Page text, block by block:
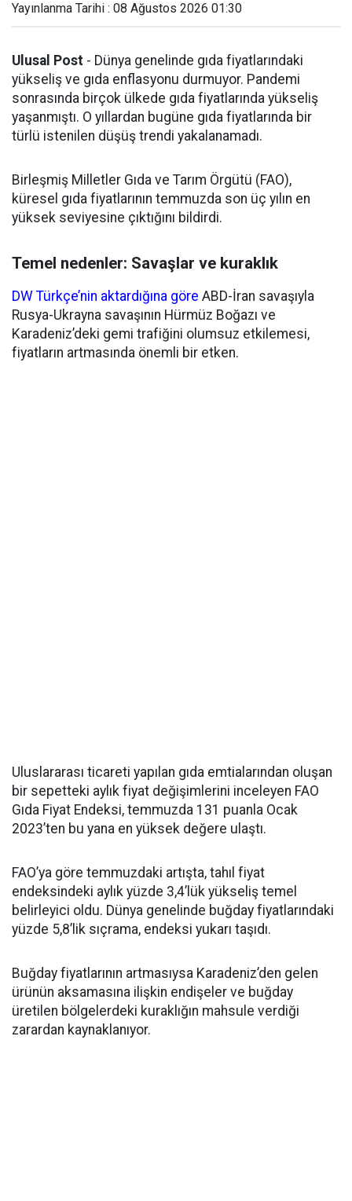
Yayınlanma Tarihi : 08 Ağustos 2026 01:30
Ulusal Post - Dünya genelinde gıda fiyatlarındaki
yükseliş ve gıda enflasyonu durmuyor. Pandemi
sonrasında birçok ülkede gıda fiyatlarında yükseliş
yaşanmıştı. O yıllardan bugüne gıda fiyatlarında bir
türlü istenilen düşüş trendi yakalanamadı.
Birleşmiş Milletler Gıda ve Tarım Örgütü (FAO),
küresel gıda fiyatlarının temmuzda son üç yılın en
yüksek seviyesine çıktığını bildirdi.
Temel nedenler: Savaşlar ve kuraklık
DW Türkçe’nin aktardığına göre ABD-İran savaşıyla
Rusya-Ukrayna savaşının Hürmüz Boğazı ve
Karadeniz’deki gemi trafiğini olumsuz etkilemesi,
fiyatların artmasında önemli bir etken.
Uluslararası ticareti yapılan gıda emtialarından oluşan
bir sepetteki aylık fiyat değişimlerini inceleyen FAO
Gıda Fiyat Endeksi, temmuzda 131 puanla Ocak
2023’ten bu yana en yüksek değere ulaştı.
FAO’ya göre temmuzdaki artışta, tahıl fiyat
endeksindeki aylık yüzde 3,4’lük yükseliş temel
belirleyici oldu. Dünya genelinde buğday fiyatlarındaki
yüzde 5,8’lik sıçrama, endeksi yukarı taşıdı.
Buğday fiyatlarının artmasıysa Karadeniz’den gelen
ürünün aksamasına ilişkin endişeler ve buğday
üretilen bölgelerdeki kuraklığın mahsule verdiği
zarardan kaynaklanıyor.